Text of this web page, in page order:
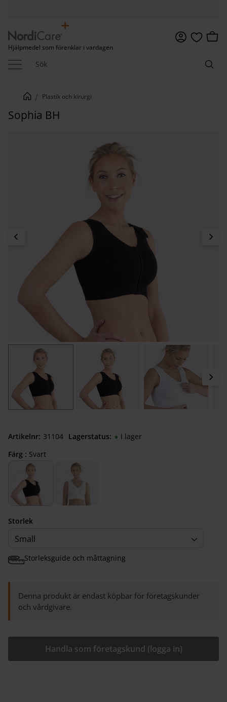
Hjälpmedel som förenklar i vardagen
Favoriter
Plastik och kirurgi
Sophia BH
Färg : Svart
Storlek
Small
Storleksguide och måttagning
Denna produkt är endast köpbar för företagskunder
och vårdgivare.
Handla som företagskund (logga in)
Lagerstatus I lager
Artikelnr 311040040